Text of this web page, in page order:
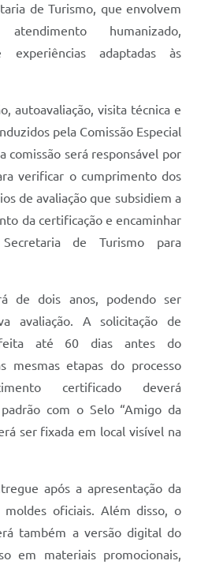
de Turismo, que envolvem
humanizado,
experiências adaptadas às
autoavaliação, visita técnica e
pela Comissão Especial
comissão será responsável por
verificar o cumprimento dos
de avaliação que subsidiem a
da certificação e encaminhar
de Turismo para
de dois anos, podendo ser
avaliação. A solicitação de
até 60 dias antes do
mesmas etapas do processo
certificado deverá
com o Selo “Amigo da
ser fixada em local visível na
após a apresentação da
moldes oficiais. Além disso, o
também a versão digital do
em materiais promocionais,